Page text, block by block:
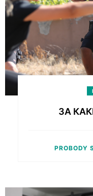
ЗА
PROBODY